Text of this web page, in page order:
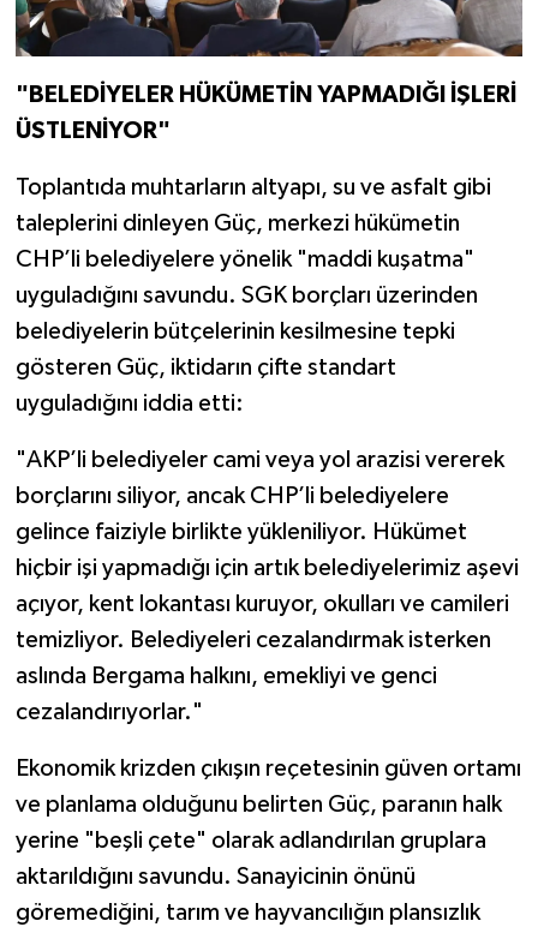
"BELEDİYELER HÜKÜMETİN YAPMADIĞI İŞLERİ
ÜSTLENİYOR"
Toplantıda muhtarların altyapı, su ve asfalt gibi
taleplerini dinleyen Güç, merkezi hükümetin
CHP’li belediyelere yönelik "maddi kuşatma"
uyguladığını savundu. SGK borçları üzerinden
belediyelerin bütçelerinin kesilmesine tepki
gösteren Güç, iktidarın çifte standart
uyguladığını iddia etti:
"AKP’li belediyeler cami veya yol arazisi vererek
borçlarını siliyor, ancak CHP’li belediyelere
gelince faiziyle birlikte yükleniliyor. Hükümet
hiçbir işi yapmadığı için artık belediyelerimiz aşevi
açıyor, kent lokantası kuruyor, okulları ve camileri
temizliyor. Belediyeleri cezalandırmak isterken
aslında Bergama halkını, emekliyi ve genci
cezalandırıyorlar."
Ekonomik krizden çıkışın reçetesinin güven ortamı
ve planlama olduğunu belirten Güç, paranın halk
yerine "beşli çete" olarak adlandırılan gruplara
aktarıldığını savundu. Sanayicinin önünü
göremediğini, tarım ve hayvancılığın plansızlık